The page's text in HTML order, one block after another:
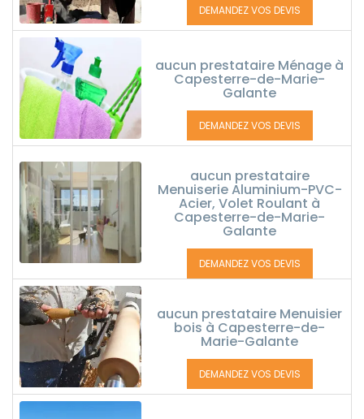
DEMANDEZ VOS DEVIS
aucun prestataire Ménage à
Capesterre-de-Marie-
Galante
DEMANDEZ VOS DEVIS
aucun prestataire
Menuiserie Aluminium-PVC-
Acier, Volet Roulant à
Capesterre-de-Marie-
Galante
DEMANDEZ VOS DEVIS
aucun prestataire Menuisier
bois à Capesterre-de-
Marie-Galante
DEMANDEZ VOS DEVIS